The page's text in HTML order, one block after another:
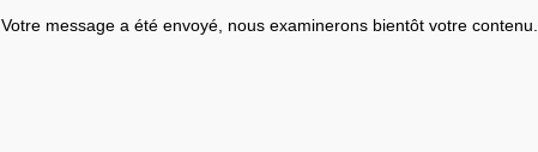
Votre message a été envoyé, nous examinerons bientôt votre contenu.